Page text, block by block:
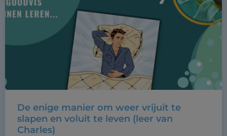
De enige manier om weer vrijuit te
slapen en voluit te leven (leer van
Charles)